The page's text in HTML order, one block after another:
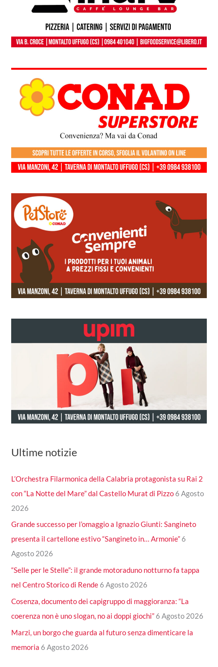
Ultime notizie
L’Orchestra Filarmonica della Calabria protagonista su Rai 2
con “La Notte del Mare” dal Castello Murat di Pizzo 6 Agosto
2026
Grande successo per l’omaggio a Ignazio Giunti: Sangineto
presenta il cartellone estivo “Sangineto in… Armonie” 6
Agosto 2026
“Selle per le Stelle”: il grande motoraduno notturno fa tappa
nel Centro Storico di Rende 6 Agosto 2026
Cosenza, documento dei capigruppo di maggioranza: “La
coerenza non è uno slogan, no ai doppi giochi” 6 Agosto 2026
Marzi, un borgo che guarda al futuro senza dimenticare la
memoria 6 Agosto 2026